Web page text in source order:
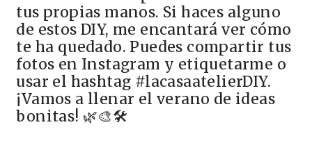
tus propias manos. Si haces alguno
de estos DIY, me encantará ver cómo
te ha quedado. Puedes compartir tus
fotos en Instagram y etiquetarme o
usar el hashtag #lacasaatelierDIY.
¡Vamos a llenar el verano de ideas
bonitas! 🌿🎨🛠️